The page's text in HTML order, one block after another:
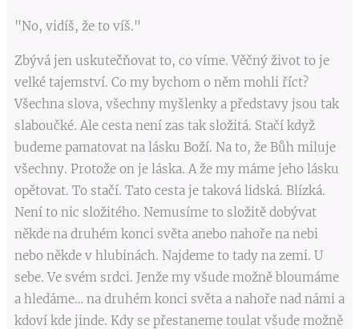
"No, vidíš, že to víš."
Zbývá jen uskutečňovat to, co víme. Věčný život to je
velké tajemství. Co my bychom o něm mohli říct?
Všechna slova, všechny myšlenky a představy jsou tak
slaboučké. Ale cesta není zas tak složitá. Stačí když
budeme pamatovat na lásku Boží. Na to, že Bůh miluje
všechny. Protože on je láska. A že my máme jeho lásku
opětovat. To stačí. Tato cesta je taková lidská. Blízká.
Není to nic složitého. Nemusíme to složitě dobývat
někde na druhém konci světa anebo nahoře na nebi
nebo někde v hlubinách. Najdeme to tady na zemi. U
sebe. Ve svém srdci. Jenže my všude možně bloumáme
a hledáme… na druhém konci světa a nahoře nad námi a
kdoví kde jinde. Kdy se přestaneme toulat všude možně